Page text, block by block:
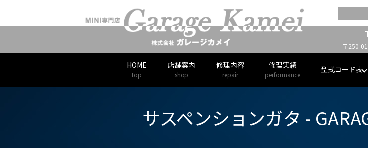
〒250-
HOME
top
店舗案内
shop
修理内容
repair
修理実績
performance
型式コード表
サスペンションガタ -